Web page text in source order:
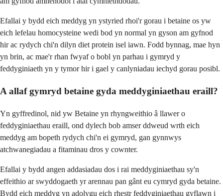
Efallai y bydd eich meddyg yn ystyried rhoi'r gorau i betaine os yw
eich lefelau homocysteine ​​wedi bod yn normal yn gyson am gyfnod
hir ac rydych chi'n dilyn diet protein isel iawn. Fodd bynnag, mae hyn
yn brin, ac mae'r rhan fwyaf o bobl yn parhau i gymryd y
feddyginiaeth yn y tymor hir i gael y canlyniadau iechyd gorau posibl.
A allaf gymryd betaine gyda meddyginiaethau eraill?
Yn gyffredinol, nid yw Betaine yn rhyngweithio â llawer o
feddyginiaethau eraill, ond dylech bob amser ddweud wrth eich
meddyg am bopeth rydych chi'n ei gymryd, gan gynnwys
atchwanegiadau a fitaminau dros y cownter.
Efallai y bydd angen addasiadau dos i rai meddyginiaethau sy'n
effeithio ar swyddogaeth yr arennau pan gânt eu cymryd gyda betaine.
Bydd eich meddyg yn adolygu eich rhestr feddyginiaethau gyflawn i